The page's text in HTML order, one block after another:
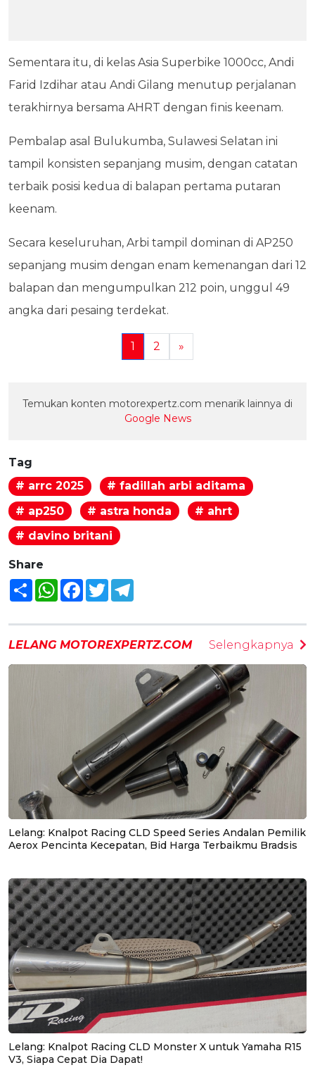
Sementara itu, di kelas Asia Superbike 1000cc, Andi
Farid Izdihar atau Andi Gilang menutup perjalanan
terakhirnya bersama AHRT dengan finis keenam.
Pembalap asal Bulukumba, Sulawesi Selatan ini
tampil konsisten sepanjang musim, dengan catatan
terbaik posisi kedua di balapan pertama putaran
keenam.
Secara keseluruhan, Arbi tampil dominan di AP250
sepanjang musim dengan enam kemenangan dari 12
balapan dan mengumpulkan 212 poin, unggul 49
angka dari pesaing terdekat.
1 2 »
Temukan konten motorexpertz.com menarik lainnya di
Google News
Tag
# arrc 2025
# fadillah arbi aditama
# ap250
# astra honda
# ahrt
# davino britani
Share
Share WhatsAppFacebook
Twitter
LELANG MOTOREXPERTZ.COM Selengkapnya
Lelang: Knalpot Racing CLD Speed Series Andalan Pemilik
Aerox Pencinta Kecepatan, Bid Harga Terbaikmu Bradsis
Lelang: Knalpot Racing CLD Monster X untuk Yamaha R15
V3, Siapa Cepat Dia Dapat!